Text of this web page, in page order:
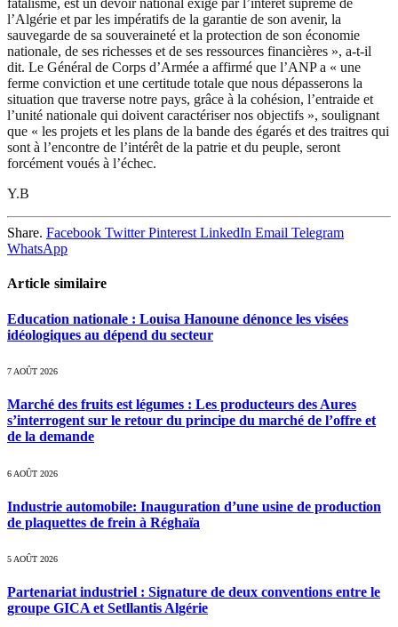
fatalisme, est un devoir national exigé par l’intérêt suprême de
l’Algérie et par les impératifs de la garantie de son avenir, la
sauvegarde de sa souveraineté et la protection de son économie
nationale, de ses richesses et de ses ressources financières », a-t-il
dit. Le Général de Corps d’Armée a affirmé que l’ANP a « une
ferme conviction et une certitude totale que nous dépasserons la
situation que traverse notre pays, grâce à la cohésion, l’entraide et
l’unité nationale qui doivent caractériser nos objectifs », soulignant
que « les projets et les plans de la bande des égarés et des traitres qui
sont à l’encontre de l’intérêt de la patrie et du peuple, seront
forcément voués à l’échec.
Y.B
Share. Facebook Twitter Pinterest LinkedIn Email Telegram
WhatsApp
Article similaire
Education nationale : Louisa Hanoune dénonce les visées
idéologiques au dépend du secteur
7 AOÛT 2026
Marché des fruits est légumes : Les producteurs des Aures
s’interrogent sur le retour du principe du marché de l’offre et
de la demande
6 AOÛT 2026
Industrie automobile: Inauguration d’une usine de production
de plaquettes de frein à Réghaïa
5 AOÛT 2026
Partenariat industriel : Signature de deux conventions entre le
groupe GICA et Setllantis Algérie